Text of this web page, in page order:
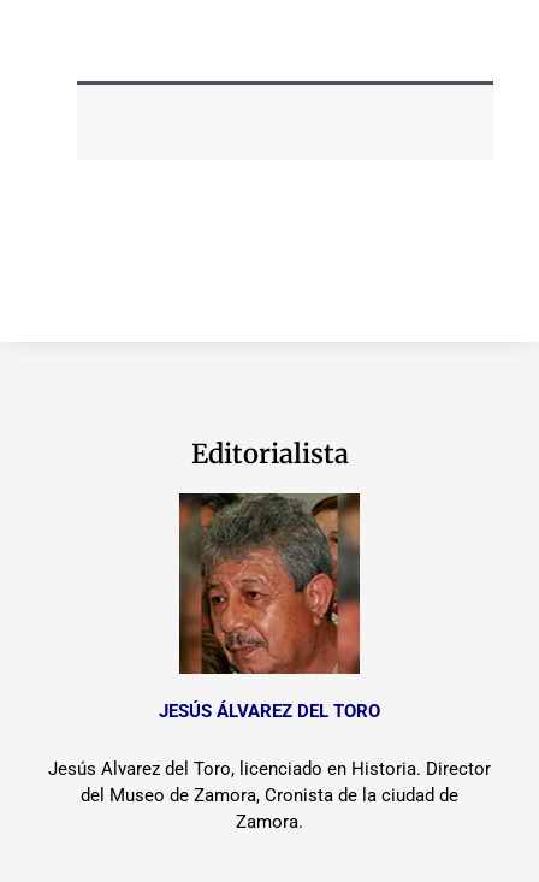
Editorialista
JESÚS ÁLVAREZ DEL TORO
Jesús Alvarez del Toro, licenciado en Historia. Director
del Museo de Zamora, Cronista de la ciudad de
Zamora.